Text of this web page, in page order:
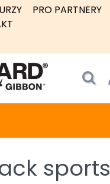
PRO PARTNERY
sports